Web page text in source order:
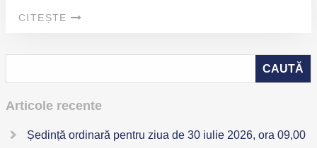
CITEȘTE
Articole recente
Ședință ordinară pentru ziua de 30 iulie 2026, ora 09,00